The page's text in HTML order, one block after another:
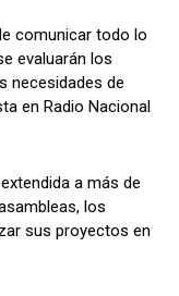
comunicar todo lo
evaluarán los
necesidades de
en Radio Nacional
a más de
los
sus proyectos en